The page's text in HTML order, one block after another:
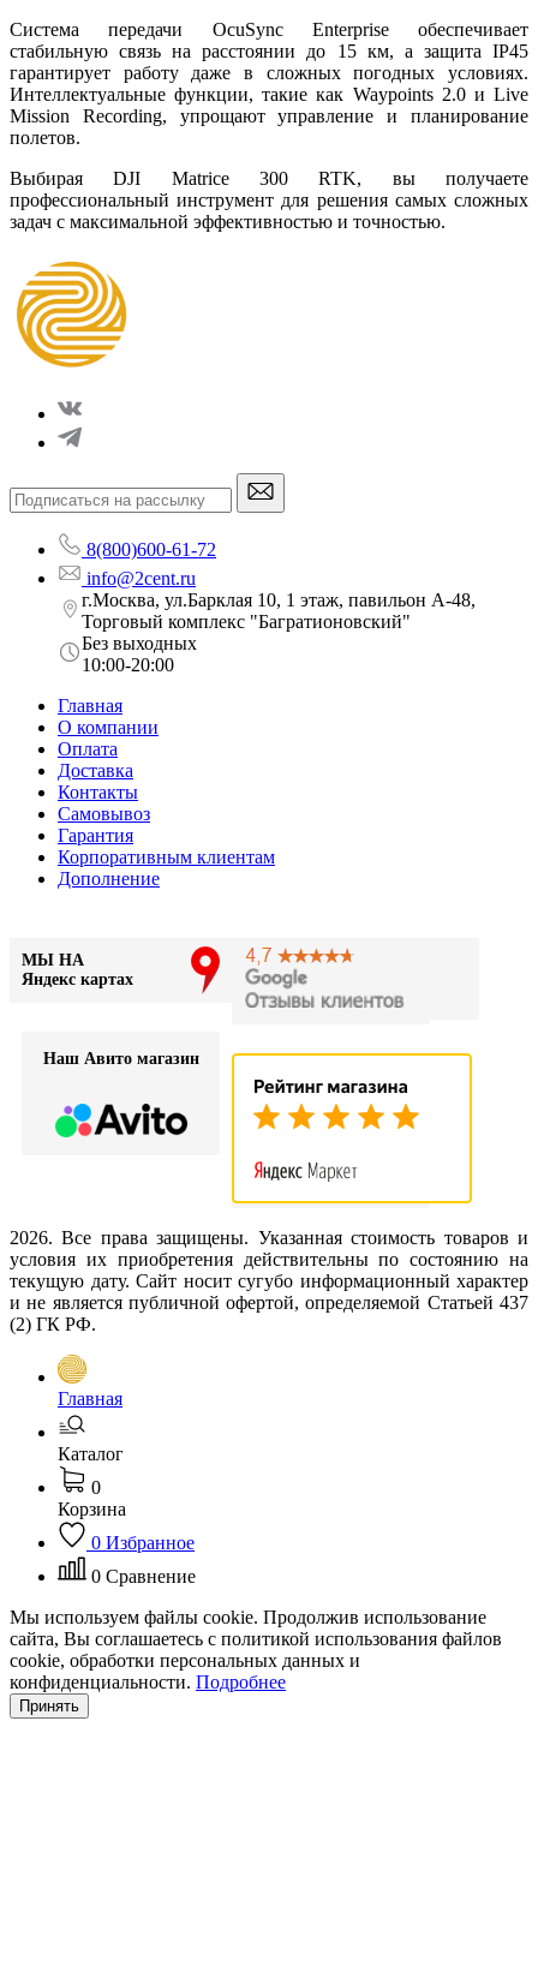
Система передачи OcuSync Enterprise обеспечивает
стабильную связь на расстоянии до 15 км, а защита IP45
гарантирует работу даже в сложных погодных условиях.
Интеллектуальные функции, такие как Waypoints 2.0 и Live
Mission Recording, упрощают управление и планирование
полетов.
Выбирая DJI Matrice 300 RTK, вы получаете
профессиональный инструмент для решения самых сложных
задач с максимальной эффективностью и точностью.
8(800)600-61-72
info@2cent.ru
г.Москва, ул.Барклая 10, 1 этаж, павильон А-48,
Торговый комплекс "Багратионовский"
Без выходных
10:00-20:00
Главная
О компании
Оплата
Доставка
Контакты
Самовывоз
Гарантия
Корпоративным клиентам
Дополнение
МЫ НА
Яндекс картах
Наш Авито магазин
2026. Все права защищены. Указанная стоимость товаров и
условия их приобретения действительны по состоянию на
текущую дату. Сайт носит сугубо информационный характер
и не является публичной офертой, определяемой Статьей 437
(2) ГК РФ.
Главная
Каталог
0
Корзина
0 Избранное
0 Сравнение
Мы используем файлы cookie. Продолжив использование
сайта, Вы соглашаетесь с политикой использования файлов
cookie, обработки персональных данных и
конфиденциальности. Подробнее
Принять